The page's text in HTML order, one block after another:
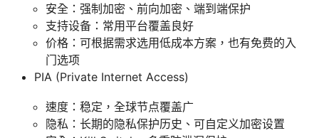
安全：强制加密、前向加密、端到端保护
支持设备：常用平台覆盖良好
价格：可根据需求选用低成本方案，也有免费的入
门选项
PIA (Private Internet Access)
速度：稳定，全球节点覆盖广
隐私：长期的隐私保护历史、可自定义加密设置